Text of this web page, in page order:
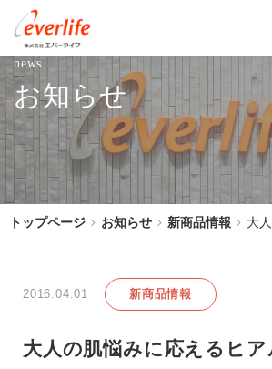
news
お知らせ
トップページ お知らせ 新商品情報 大
2016.04.01 新商品情報
大人の肌悩みに応えるヒ